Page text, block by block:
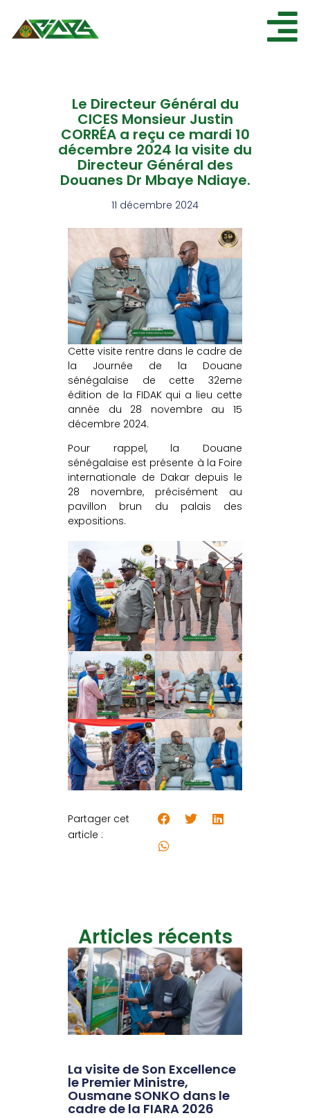
CICES
NOS ESPACES
NOS ÉVÉNEMENTS
AGENDA
ACTUALITÉ
Le Directeur Général du
CICES Monsieur Justin
CORRÉA a reçu ce mardi 10
décembre 2024 la visite du
Directeur Général des
Douanes Dr Mbaye Ndiaye.
11 décembre 2024
Cette visite rentre dans le cadre de
la Journée de la Douane
sénégalaise de cette 32eme
édition de la FIDAK qui a lieu cette
année du 28 novembre au 15
décembre 2024.
Pour rappel, la Douane
sénégalaise est présente à la Foire
internationale de Dakar depuis le
28 novembre, précisément au
pavillon brun du palais des
expositions.
Partager cet
article :
Articles récents
La visite de Son Excellence
le Premier Ministre,
Ousmane SONKO dans le
cadre de la FIARA 2026